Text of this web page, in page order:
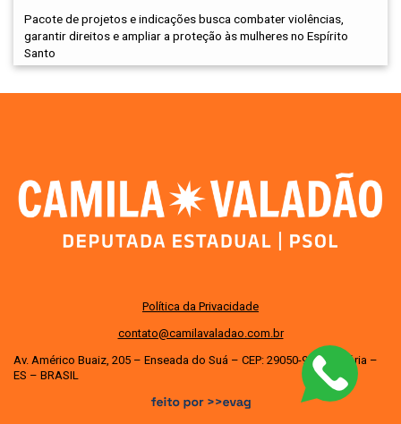
Pacote de projetos e indicações busca combater violências,
garantir direitos e ampliar a proteção às mulheres no Espírito
Santo
Política da Privacidade
contato@camilavaladao.com.br
Av. Américo Buaiz, 205 – Enseada do Suá – CEP: 29050-950 – Vitória –
ES – BRASIL